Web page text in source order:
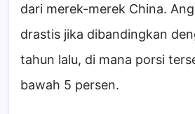
dari merek-merek China.
drastis jika dibandingkan
tahun lalu, di mana porsi
bawah 5 persen.